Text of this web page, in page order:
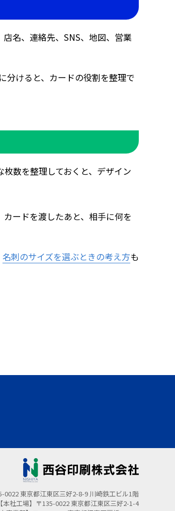
名、連絡先、SNS、地図、営業
分けると、カードの役割を整理で
数を整理しておくと、デザイン
ードを渡したあと、相手に何を
名刺のサイズを選ぶときの考え方も
0022 東京都江東区三好2-8-9 川崎鉄工ビル1階
【本社工場】〒135-0022 東京都江東区三好2-1-4